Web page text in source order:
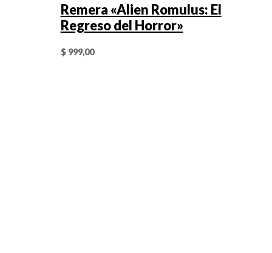
Remera «Alien Romulus: El
Regreso del Horror»
$999,00